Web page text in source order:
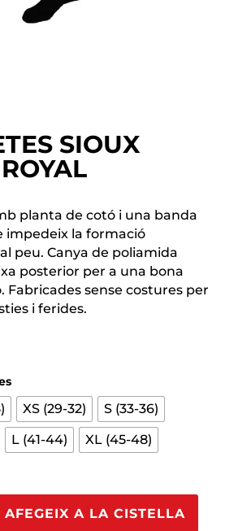
SIOUX
planta de cotó i una banda
impedeix la formació
peu. Canya de poliamida
posterior per a una bona
Fabricades sense costures per
i ferides.
XS (29-32)
S (33-36)
L (41-44) XL (45-48)
AFEGEIX A LA CISTELLA